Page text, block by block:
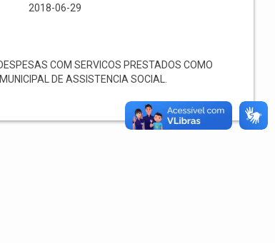
2018-06-29
COM SERVICOS PRESTADOS COMO
DE ASSISTENCIA SOCIAL.